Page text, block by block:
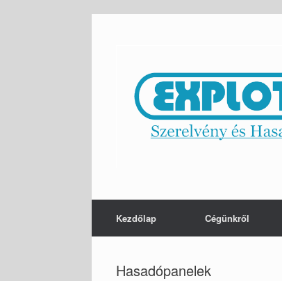
Kezdőlap Cégünkről
Hasadópanelek